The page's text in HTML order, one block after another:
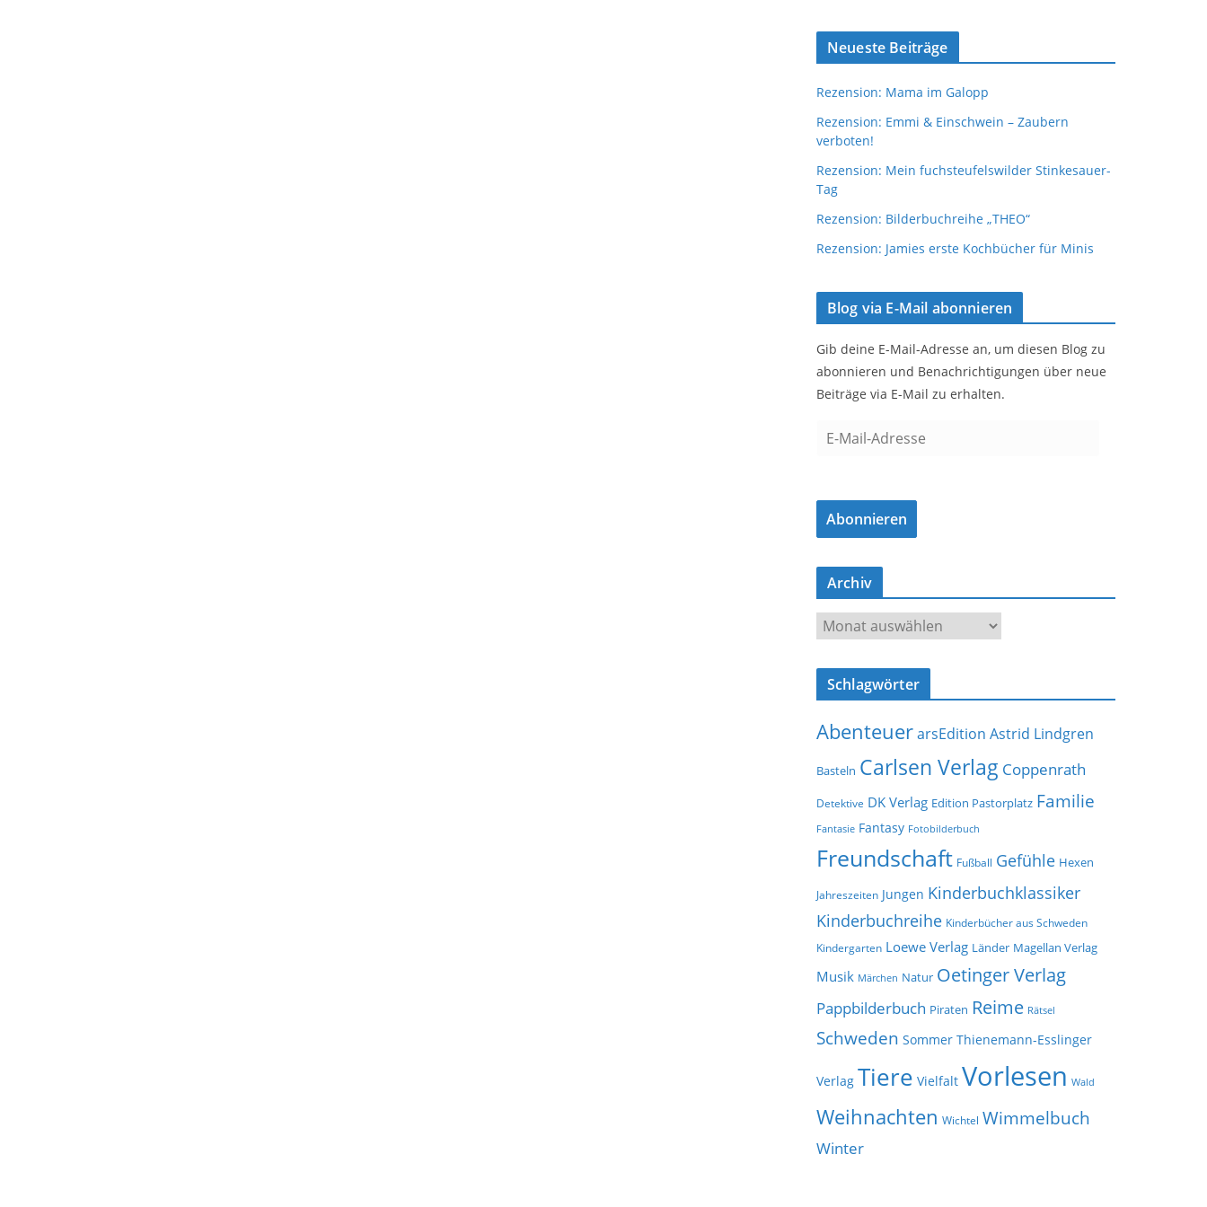
Neueste Beiträge
Rezension: Mama im Galopp
Rezension: Emmi & Einschwein – Zaubern
verboten!
Rezension: Mein fuchsteufelswilder Stinkesauer-
Tag
Rezension: Bilderbuchreihe „THEO“
Rezension: Jamies erste Kochbücher für Minis
Blog via E-Mail abonnieren
Gib deine E-Mail-Adresse an, um diesen Blog zu
abonnieren und Benachrichtigungen über neue
Beiträge via E-Mail zu erhalten.
a
l
-
d
s
e
Abonnieren
Archiv
r
c
v
Schlagwörter
AbenteuerarsEdition Astrid Lindgren
Basteln Carlsen Verlag Coppenrath
Detektive DK Verlag Edition Pastorplatz Familie
Fantasie Fantasy Fotobilderbuch
Freundschaft Fußball Gefühle Hexen
Jahreszeiten Jungen Kinderbuchklassiker
Kinderbuchreihe Kinderbücher aus Schweden
Kindergarten Loewe Verlag Länder Magellan Verlag
Musik Märchen Natur Oetinger Verlag
Pappbilderbuch Piraten Reime Rätsel
Schweden Sommer Thienemann-Esslinger
Verlag Tiere Vielfalt Vorlesen Wald
Weihnachten Wichtel Wimmelbuch
Winter